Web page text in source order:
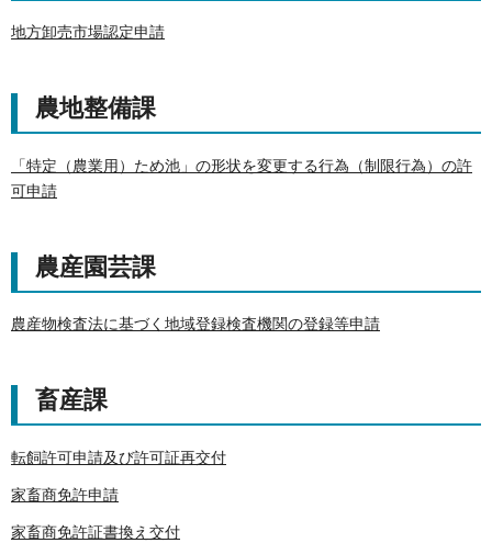
地方卸売市場認定申請
農地整備課
「特定（農業用）ため池」の形状を変更する行為（制限行為）の許
可申請
農産園芸課
農産物検査法に基づく地域登録検査機関の登録等申請
畜産課
転飼許可申請及び許可証再交付
家畜商免許申請
家畜商免許証書換え交付